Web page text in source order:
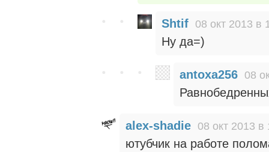
Shtif 08 окт 2013 в
Ну да=)
antoxa256 08
alex-shadie 08 окт 2013 в
ютубчик на работе